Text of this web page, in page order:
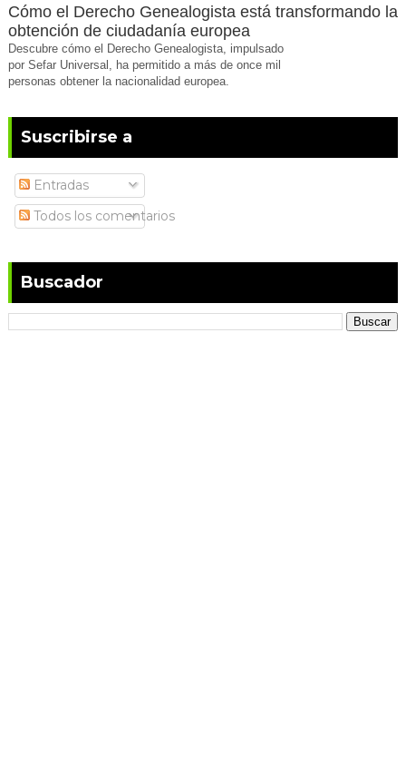
Cómo el Derecho Genealogista está transformando la
obtención de ciudadanía europea
Descubre cómo el Derecho Genealogista, impulsado
por Sefar Universal, ha permitido a más de once mil
personas obtener la nacionalidad europea.
Suscribirse a
Entradas
Todos los comentarios
Buscador